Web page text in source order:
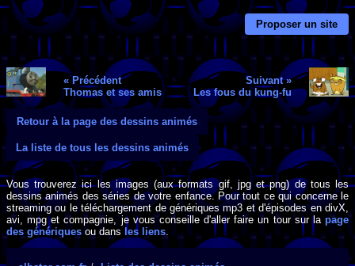
Proposer un site
« Précédent
Thomas et ses amis
Suivant »
Les fous du kung-fu
Retour à la page des dessins animés
La liste de tous les dessins animés
Vous trouverez ici les images (aux formats gif, jpg et png) de tous les
dessins animés des séries de votre enfance. Pour tout ce qui concerne le
streaming ou le téléchargement de génériques mp3 et d'épisodes en divX,
avi, mpg et compagnie, je vous conseille d'aller faire un tour sur la page
des génériques ou dans les liens